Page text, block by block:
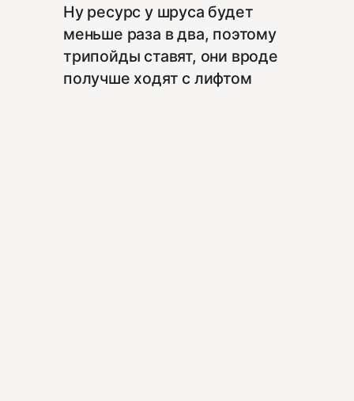
Ну ресурс у шруса будет
меньше раза в два, поэтому
трипойды ставят, они вроде
получше ходят с лифтом